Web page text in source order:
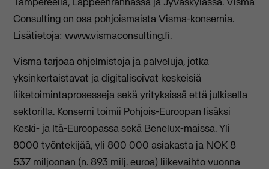
Consulting on osa pohjoismaista Visma-konsernia.
Lisätietoja:www.vismaconsulting.fi.
Visma tarjoaa ohjelmistoja ja palveluja, jotka
yksinkertaistavat ja digitalisoivat keskeisiä
liiketoimintaprosesseja sekä yrityksissä että julkisella
sektorilla. Konserni toimii Pohjois-Euroopan lisäksi
Keski- ja Itä-Euroopassa sekä Benelux-maissa. Yli
8000 työntekijää, yli 800 000 asiakasta ja NOK 8
537 miljoonan (n. 893 milj. euroa) liikevaihto vuonna